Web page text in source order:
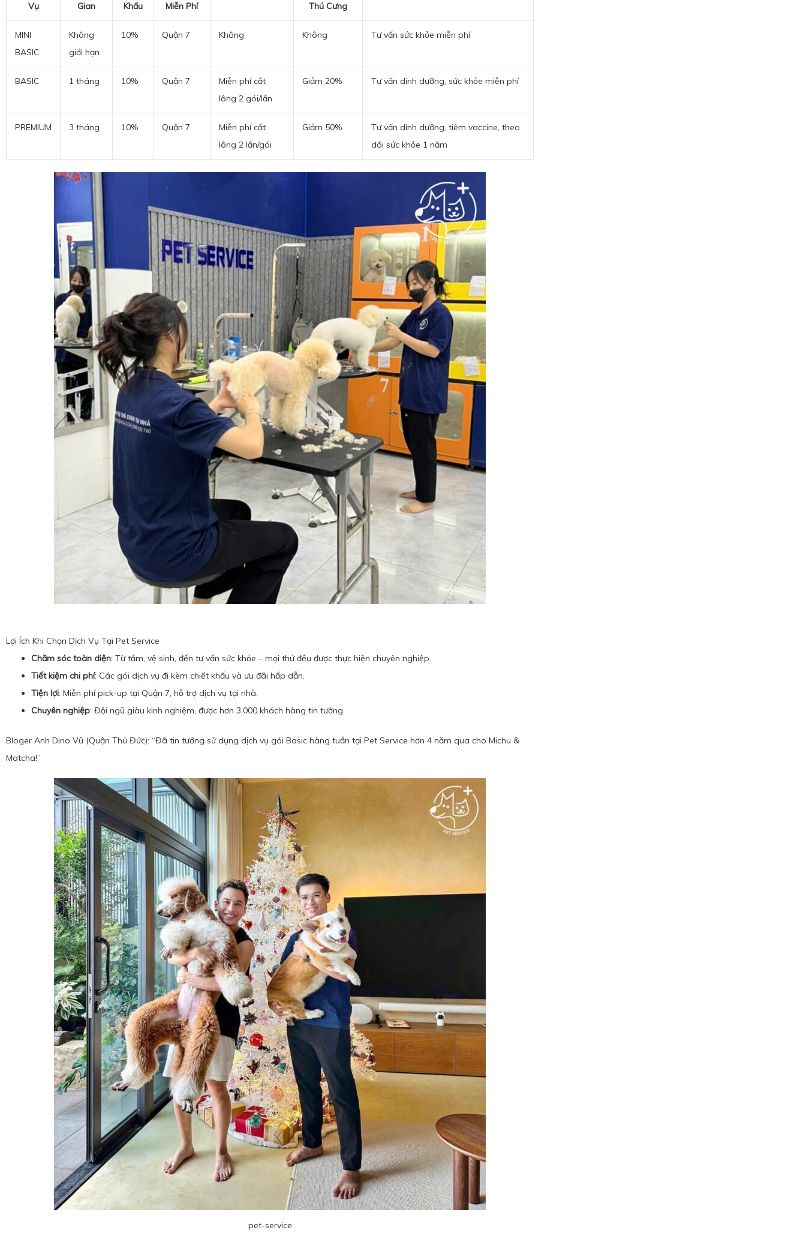
Vụ
Gian
Khấu
Miễn Phí
Thú Cưng
MINI
BASIC
Không
giới hạn
10% Quận 7 Không Không Tư vấn sức khỏe miễn phí
BASIC 1 tháng 10% Quận 7
Miễn phí cắt
lông 2 gói/lần
Giảm 20% Tư vấn dinh dưỡng, sức khỏe miễn phí
PREMIUM 3 tháng 10% Quận 7
Miễn phí cắt
lông 2 lần/gói
Giảm 50%
Tư vấn dinh dưỡng, tiêm vaccine, theo
dõi sức khỏe 1 năm
Lợi Ích Khi Chọn Dịch Vụ Tại Pet Service
Chăm sóc toàn diện: Từ tắm, vệ sinh, đến tư vấn sức khỏe – mọi thứ đều được thực hiện chuyên nghiệp.
Tiết kiệm chi phí: Các gói dịch vụ đi kèm chiết khấu và ưu đãi hấp dẫn.
Tiện lợi: Miễn phí pick-up tại Quận 7, hỗ trợ dịch vụ tại nhà.
Chuyên nghiệp: Đội ngũ giàu kinh nghiệm, được hơn 3.000 khách hàng tin tưởng.
Bloger Anh Dino Vũ (Quận Thủ Đức): “Đã tin tưởng sử dụng dịch vụ gói Basic hàng tuần tại Pet Service hơn 4 năm qua cho Michu &
Matcha!”
pet-service